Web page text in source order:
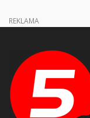
REKLAMA